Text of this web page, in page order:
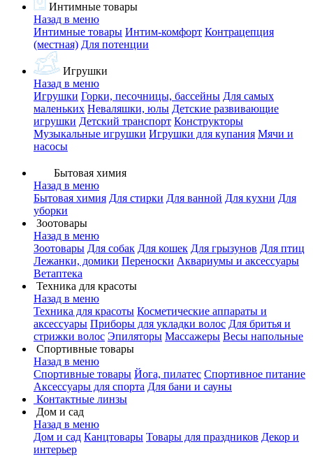
Интимные товары
Назад в меню
Интимные товары Интим-комфорт Контрацепция
(местная) Для потенции
Игрушки
Назад в меню
Игрушки Горки, песочницы, бассейны Для самых
маленьких Неваляшки, юлы Детские развивающие
игрушки Детский транспорт Конструкторы
Музыкальные игрушки Игрушки для купания Мячи и
насосы
Бытовая химия
Назад в меню
Бытовая химия Для стирки Для ванной Для кухни Для
уборки
Зоотовары
Назад в меню
Зоотовары Для собак Для кошек Для грызунов Для птиц
Лежанки, домики Переноски Аквариумы и аксессуары
Ветаптека
Техника для красоты
Назад в меню
Техника для красоты Косметические аппараты и
аксессуары Приборы для укладки волос Для бритья и
стрижки волос Эпиляторы Массажеры Весы напольные
Спортивные товары
Назад в меню
Спортивные товары Йога, пилатес Спортивное питание
Аксессуары для спорта Для бани и сауны
Контактные линзы
Дом и сад
Назад в меню
Дом и сад Канцтовары Товары для праздников Декор и
интерьер